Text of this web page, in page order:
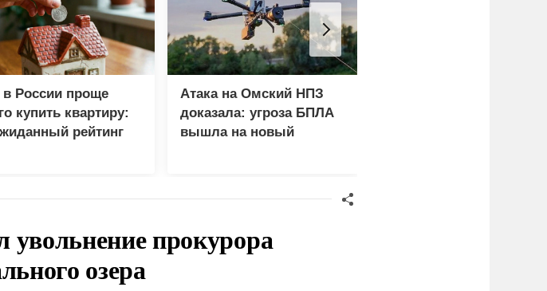
в России проще
купить квартиру:
рейтинг
Атака на Омский НПЗ
доказала: угроза БПЛА
вышла на новый
прокурора
озера